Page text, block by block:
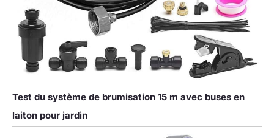
Test du système de brumisation 15 m avec buses en
laiton pour jardin